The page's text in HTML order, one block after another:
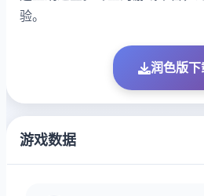
验。
润色版下
游戏数据